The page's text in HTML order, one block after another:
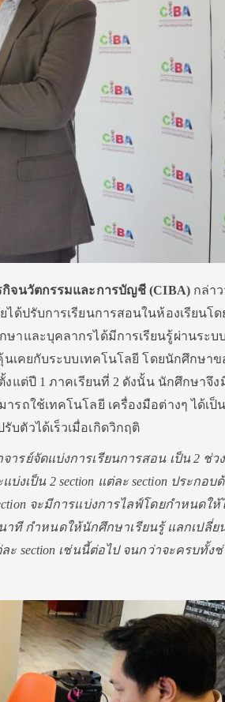
กิจนวัตกรรมและการบัญชี (CIBA) กล่า
ได้ปรับการเรียนการสอนในห้องเรียนโด
ษาและบุคลากรได้มีการเรียนรู้ผ่านระบ
เคยกับระบบเทคโนโลยี โดยนักศึกษาข
งแต่ปี 1 ภาคเรียนที่ 2 ดังนั้น นักศึกษาจึ
ารถใช้เทคโนโลยี เครื่องมือต่างๆ ได้เป็
รับตัวได้เร็วเมื่อเกิดวิกฤติ
ารย์จัดแบ่งการเรียนการสอน เป็น 2 ช่ว
บ่งเป็น 2 section แต่ละsection ประกอบ
จะมีการแบ่งการไลฟ์โดยกำหนดให้
ที กำหนดให้นักศึกษาเรียนรู้ แลกเปลี่ย
ะ section เช่นนี้ต่อไป จนกว่าจะครบทั้งช่